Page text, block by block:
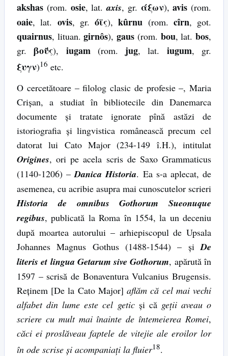
akshas (rom. osie, lat.axis, gr. άξων),avis (rom.
oaie, lat. ovis, gr. όϊς),kûrnu (rom. cîrn, got.
quairnus, lituan.girnôs),gaus (rom. bou, lat.bos,
gr.βοΰς), iugam (rom. jug, lat. iugum, gr.
ξυγν)16 etc.
O cercetătoare – filolog clasic de profesie –, Maria
Crişan, a studiat în bibliotecile din Danemarca
documente şi tratate ignorate pînă astăzi de
istoriografia şi lingvistica românească precum cel
datorat lui Cato Major (234-149 î.H.), intitulat
Origines, ori pe acela scris de Saxo Grammaticus
(1140-1206) –Danica Historia. Ea s-a aplecat, de
asemenea, cu acribie asupra mai cunoscutelor scrieri
Historia de omnibus Gothorum Sueonuque
regibus, publicată la Roma în 1554, la un deceniu
după moartea autorului – arhiepiscopul de Upsala
Johannes Magnus Gothus (1488-1544) – şi De
literis et lingua Getarum sive Gothorum, apărută în
1597 – scrisă de Bonaventura Vulcanius Brugensis.
Reţinem [De la Cato Major]aflăm că cel mai vechi
alfabet din lume este cel geticşi că geţii aveau o
scriere cu mult mai înainte de întemeierea Romei,
căci ei proslăveau faptele de vitejie ale eroilor lor
în ode scrise şi acompaniaţi la fluier18.